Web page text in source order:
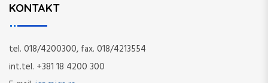
KONTAKT
tel. 018/4200300, fax. 018/4213554
int.tel. +381 18 4200 300